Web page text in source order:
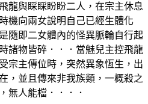
龍與睬睬盼盼二人，在宗主休息
機向兩女說明自己已經生體化
隨即二女體內的怪異脈輪自行起
諸物皆碎．．．當魅兒主控飛龍
宗主傳位時，突然異象恆生，出
，並且傳來非我族類，一概殺之
無人能檔．．．．